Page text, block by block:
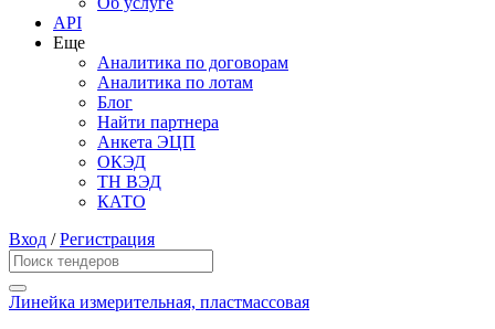
API
Еще
Аналитика по договорам
Аналитика по лотам
Блог
Найти партнера
Анкета ЭЦП
ОКЭД
ТН ВЭД
КАТО
Вход /Регистрация
Линейка измерительная, пластмассовая